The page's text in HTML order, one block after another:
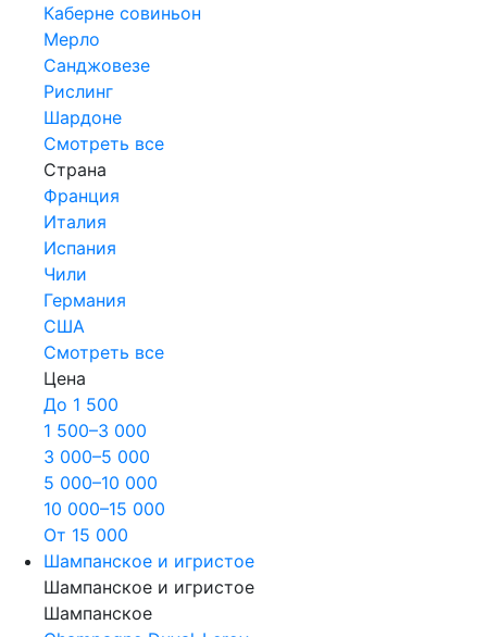
Каберне совиньон
Мерло
Санджовезе
Рислинг
Шардоне
Смотреть все
Страна
Франция
Италия
Испания
Чили
Германия
США
Смотреть все
Цена
До 1 500
1 500–3 000
3 000–5 000
5 000–10 000
10 000–15 000
От 15 000
Шампанское и игристое
Шампанское и игристое
Шампанское